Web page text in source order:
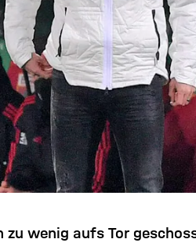
wenig aufs Tor